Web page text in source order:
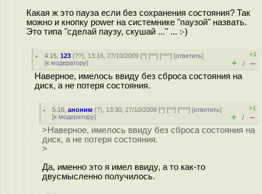
Какая ж это пауза если без сохранения состояния? Так
можно и кнопку power на системнике "паузой" назвать.
Это типа "сделай паузу, скушай ..." ... :-)
4.15 ,123 (??), 13:16, 27/10/2009 [^] [^^] [^^^] [ответить]
[к модератору]
+1
+ / –
Наверное, имелось ввиду без сброса состояния на
диск, а не потеря состояния.
5.16 ,аноним (?), 13:30, 27/10/2009 [^] [^^] [^^^] [ответить]
[к модератору]
+1
+ / –
>Наверное, имелось ввиду без сброса состояния на
диск, а не потеря состояния.
>
Да, именно это я имел ввиду, а то как-то
двусмысленно получилось.